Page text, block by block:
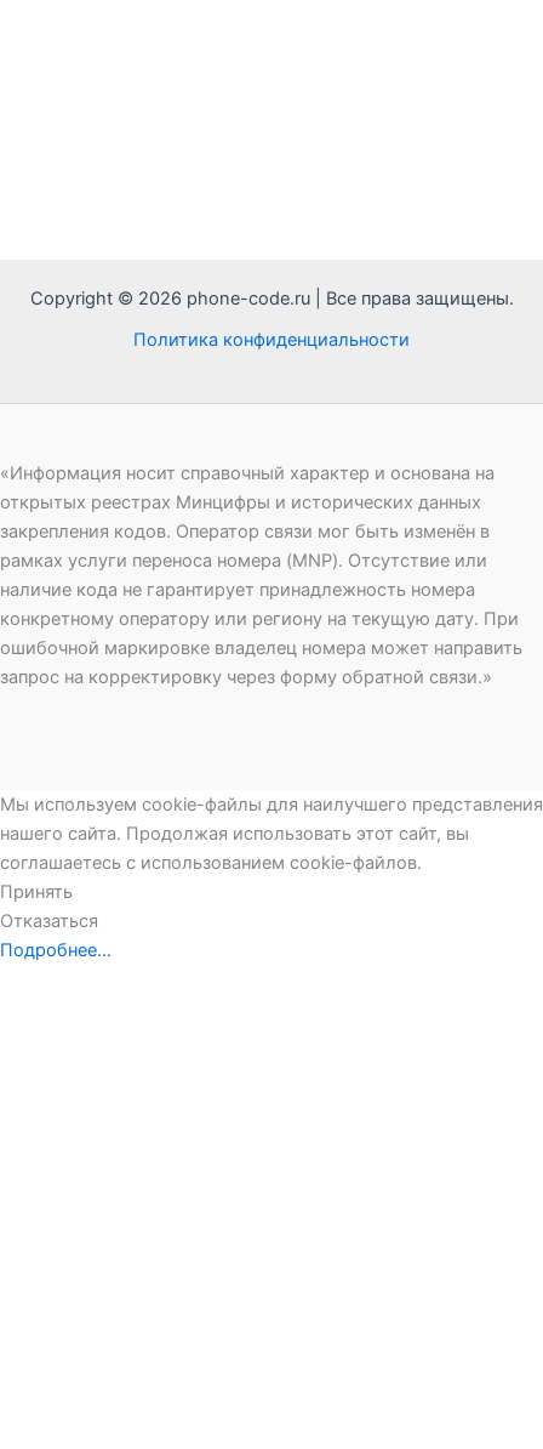
Copyright © 2026 phone-code.ru | Все права защищены.
Политика конфиденциальности
«Информация носит справочный характер и основана на
открытых реестрах Минцифры и исторических данных
закрепления кодов. Оператор связи мог быть изменён в
рамках услуги переноса номера (MNP). Отсутствие или
наличие кода не гарантирует принадлежность номера
конкретному оператору или региону на текущую дату. При
ошибочной маркировке владелец номера может направить
запрос на корректировку через форму обратной связи.»
Мы используем cookie-файлы для наилучшего представления
нашего сайта. Продолжая использовать этот сайт, вы
соглашаетесь с использованием cookie-файлов.
Принять
Отказаться
Подробнее…